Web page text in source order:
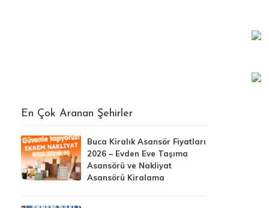
En Çok Aranan Şehirler
Buca Kiralık Asansör Fiyatları
2026 – Evden Eve Taşıma
Asansörü ve Nakliyat
Asansörü Kiralama